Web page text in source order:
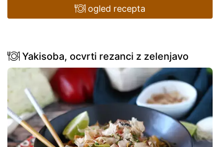
ogled recepta
Yakisoba, ocvrti rezanci z zelenjavo